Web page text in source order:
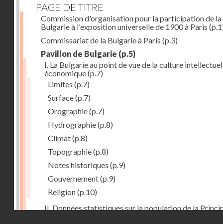
PAGE DE TITRE
Commission d'organisation pour la participation de la
Bulgarie à l'exposition universelle de 1900 à Paris
Commissariat de la Bulgarie à Paris (p.3)
Pavillon de Bulgarie (p.5)
I. La Bulgarie au point de vue de la culture
économique(p.7)
Limites (p.7)
Surface(p.7)
Orographie(p.7)
Hydrographie(p.8)
Climat(p.8)
Topographie(p.8)
Notes historiques (p.9)
Gouvernement(p.9)
Religion(p.10)
II. Données statistiques sur la population de la